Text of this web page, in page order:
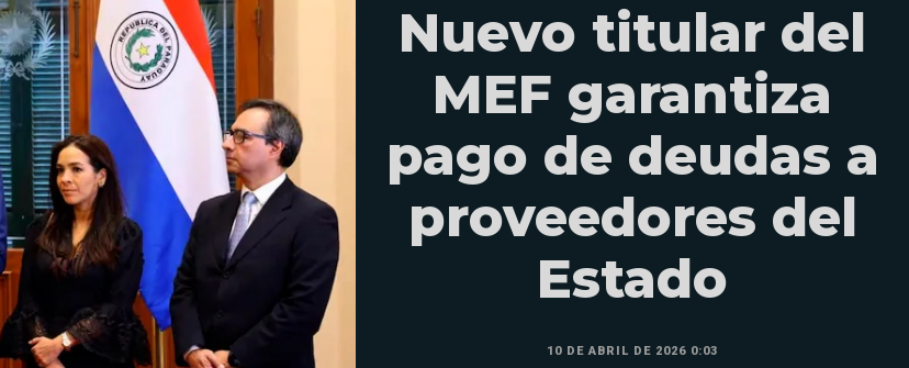
Nuevo titular del
MEF garantiza
pago de deudas a
proveedores del
Estado
10 DE ABRIL DE 2026 0:03